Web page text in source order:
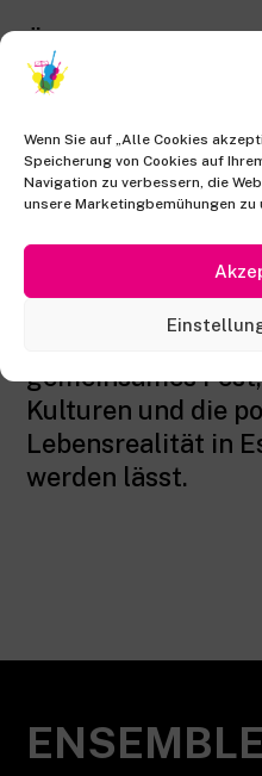
Wenn Sie auf „Alle Cookies
Speicherung von Cookies auf
Navigation zu verbessern, die
unsere Marketingbemühungen zu
Überall im
spontane
klassische
Jam-Sessions mit
Instrumenten,
Mittel- und
oder Tänze aus
Abschluss bildet
gemeinsames
Kulturen und die
Lebensrealität in
werden lässt.